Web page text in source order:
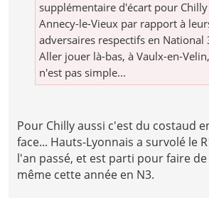
supplémentaire d'écart pour
Annecy-le-Vieux par rapport à
adversaires respectifs en National
Aller jouer là-bas, à Vaulx-en-
n'est pas simple...
Pour Chilly aussi c'est du costaud
face... Hauts-Lyonnais a survolé le
l'an passé, et est parti pour faire de
même cette année en N3.